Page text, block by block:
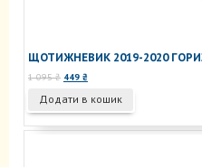
ЩОТИЖНЕВИК 2019-2020
1 095₴ Оригінальна
1
095 ₴.
449 ₴Поточна
449 ₴.
Додати в кошик